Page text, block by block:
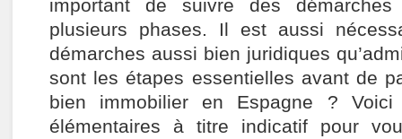
important de suivre des
plusieurs phases. Il est aussi
démarches aussi bien juridiques
sont les étapes essentielles avant de
bien immobilier en Espagne ? Voici
élémentaires à titre indicatif pour